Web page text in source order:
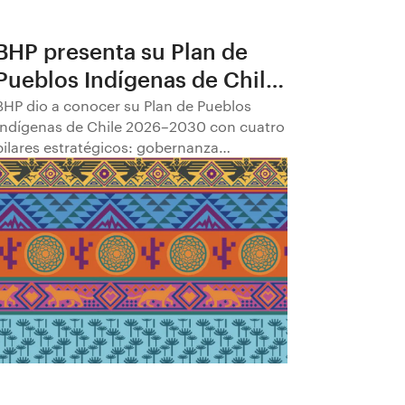
presenta su Plan de
Indígenas de Chile
dio a conocer su Plan de Pueblos
de Chile 2026–2030 con cuatro
estratégicos: gobernanza
transparencia y
empleabilidad y
económico; y
del patrimonio cultural.